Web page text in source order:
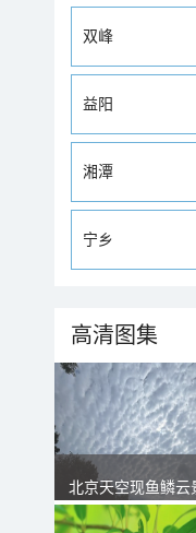
双峰
益阳
湘潭
宁乡
高清图集
北京天空现鱼鳞云